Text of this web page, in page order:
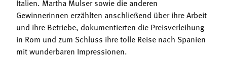
Italien. Martha Mulser sowie die anderen
Gewinnerinnen erzählten anschließend über ihre Arbeit
und ihre Betriebe, dokumentierten die Preisverleihung
in Rom und zum Schluss ihre tolle Reise nach Spanien
mit wunderbaren Impressionen.